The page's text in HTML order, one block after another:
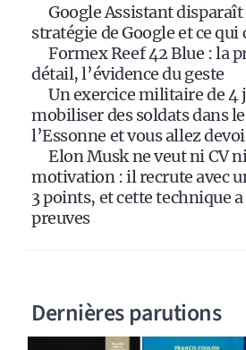
Google Assistant
stratégie de Google et ce
Formex Reef 42 Blue : la
détail, l’évidence du geste
Un exercice militaire de 4
mobiliser des soldats dans
l’Essonne et vous allez
Elon Musk ne veut ni CV
motivation : il recrute avec
3 points, et cette technique
preuves
Dernières parutions